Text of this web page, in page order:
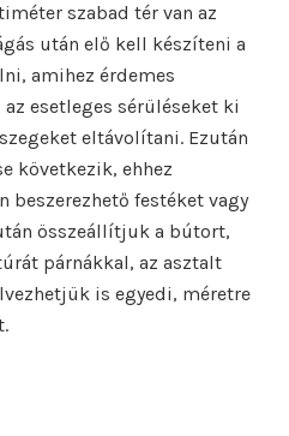
szabad tér van az
után elő kell készíteni a
amihez érdemes
esetleges sérüléseket ki
eltávolítani. Ezután
következik, ehhez
beszerezhető festéket vagy
összeállítjuk a bútort,
párnákkal, az asztalt
is egyedi, méretre